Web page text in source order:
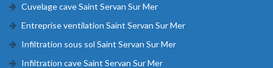
Cuvelage cave Saint Servan Sur Mer
Entreprise ventilation Saint Servan Sur Mer
Infiltration sous sol Saint Servan Sur Mer
Infiltration cave Saint Servan Sur Mer